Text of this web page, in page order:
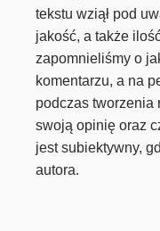
tekstu wziął pod
jakość, a także
zapomnieliśmy o
komentarzu, a na
podczas tworzenia
swoją opinię oraz
jest subiektywny,
autora.